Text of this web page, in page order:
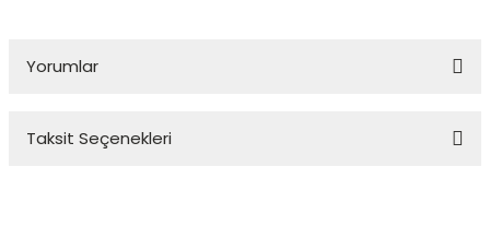
Yorumlar
Taksit Seçenekleri